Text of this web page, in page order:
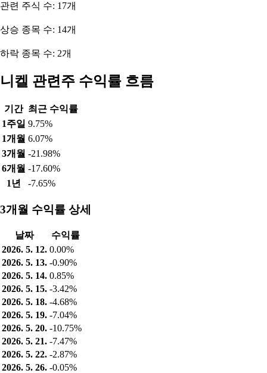
관련 주식 수: 17개
상승 종목 수: 14개
하락 종목 수: 2개
니켈 관련주 수익률 흐름
기간 최근 수익률
1주일 9.75%
1개월 6.07%
3개월 -21.98%
6개월 -17.60%
1년
-7.65%
3개월 수익률 상세
날짜
수익률
2026. 5. 12. 0.00%
2026. 5. 13. -0.90%
2026. 5. 14. 0.85%
2026. 5. 15. -3.42%
2026. 5. 18. -4.68%
2026. 5. 19. -7.04%
2026. 5. 20. -10.75%
2026. 5. 21. -7.47%
2026. 5. 22. -2.87%
2026. 5. 26. -0.05%